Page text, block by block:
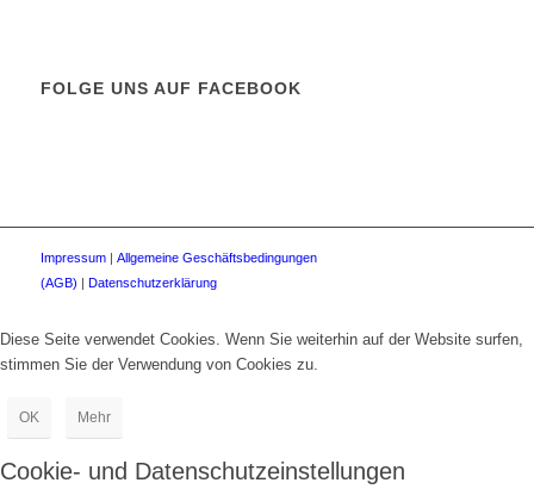
FOLGE UNS AUF FACEBOOK
Impressum| Allgemeine Geschäftsbedingungen
(AGB) | Datenschutzerklärung
Diese Seite verwendet Cookies. Wenn Sie weiterhin auf der Website surfen,
stimmen Sie der Verwendung von Cookies zu.
OK Mehr
Cookie- und Datenschutzeinstellungen